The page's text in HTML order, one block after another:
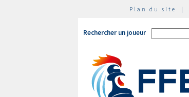
Plan du site |
Rechercher un joueur